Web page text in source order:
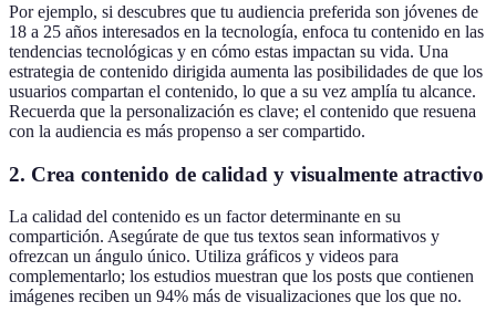
Por ejemplo, si descubres que tu audiencia preferida son jóvenes de
18 a 25 años interesados en la tecnología, enfoca tu contenido en las
tendencias tecnológicas y en cómo estas impactan su vida. Una
estrategia de contenido dirigida aumenta las posibilidades de que los
usuarios compartan el contenido, lo que a su vez amplía tu alcance.
Recuerda que la personalización es clave; el contenido que resuena
con la audiencia es más propenso a ser compartido.
2. Crea contenido de calidad y visualmente atractivo
La calidad del contenido es un factor determinante en su
compartición. Asegúrate de que tus textos sean informativos y
ofrezcan un ángulo único. Utiliza gráficos y videos para
complementarlo; los estudios muestran que los posts que contienen
imágenes reciben un 94% más de visualizaciones que los que no.